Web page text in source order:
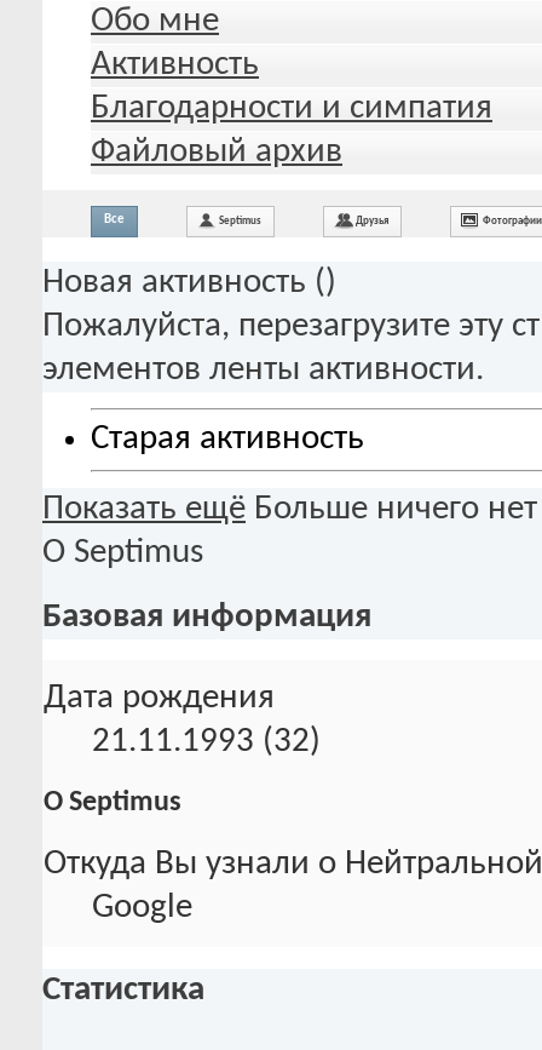
Обо мне
Активность
Благодарности и симпатия
Файловый архив
Все Septimus Друзья Фотографии
Новая активность ()
Пожалуйста, перезагрузите эту
элементов ленты активности.
Старая активность
Показать ещё Больше ничего нет
О Septimus
Базовая информация
Дата рождения
21.11.1993 (32)
О Septimus
Откуда Вы узнали о
Google
Статистика